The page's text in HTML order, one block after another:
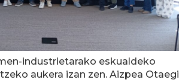
industrietarako eskualdeko
aukera izan zen. Aizpea Otaegi